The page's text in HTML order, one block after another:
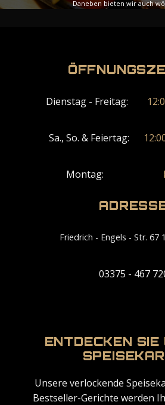
Daneben bieten wir auch
Ansicht-Menü
Dienstag - Freitag:
Sa., So. & Feiertag:
Montag:
Friedrich - Engels - Str. 67
03375 - 467
ENTDECKEN SIE
Unsere verlockende
Bestseller-Gerichte werden